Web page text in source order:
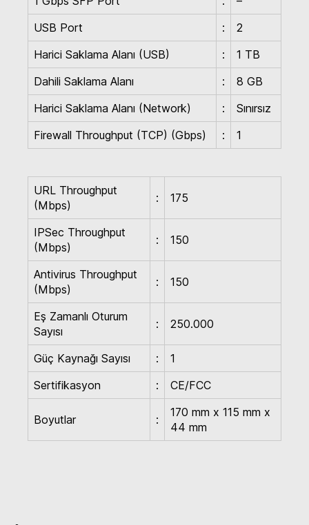
USB Port
:
2
Harici Saklama Alanı (USB)
:
1 TB
Dahili Saklama Alanı
:
8 GB
Harici Saklama Alanı (Network)
:
Sınırsız
Firewall Throughput (TCP) (Gbps)
: 1
URL Throughput
(Mbps)
: 175
IPSec Throughput
(Mbps)
: 150
Antivirus Throughput
(Mbps)
: 150
Eş Zamanlı Oturum
Sayısı
: 250.000
Güç Kaynağı Sayısı :
1
Sertifikasyon
: CE/FCC
Boyutlar :
170 mm x 115 mm x
44 mm